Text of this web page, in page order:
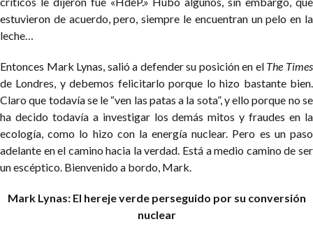
estuvieron de acuerdo, pero, siempre le encuentran un pelo en la
leche…
Entonces Mark Lynas, salió a defender su posición en el The Times
de Londres, y debemos felicitarlo porque lo hizo bastante bien.
Claro que todavía se le “ven las patas a la sota”, y ello porque no se
ha decido todavía a investigar los demás mitos y fraudes en la
ecología, como lo hizo con la energía nuclear. Pero es un paso
adelante en el camino hacia la verdad. Está a medio camino de ser
un escéptico. Bienvenido a bordo, Mark.
Mark Lynas: El hereje verde perseguido por su conversión
nuclear